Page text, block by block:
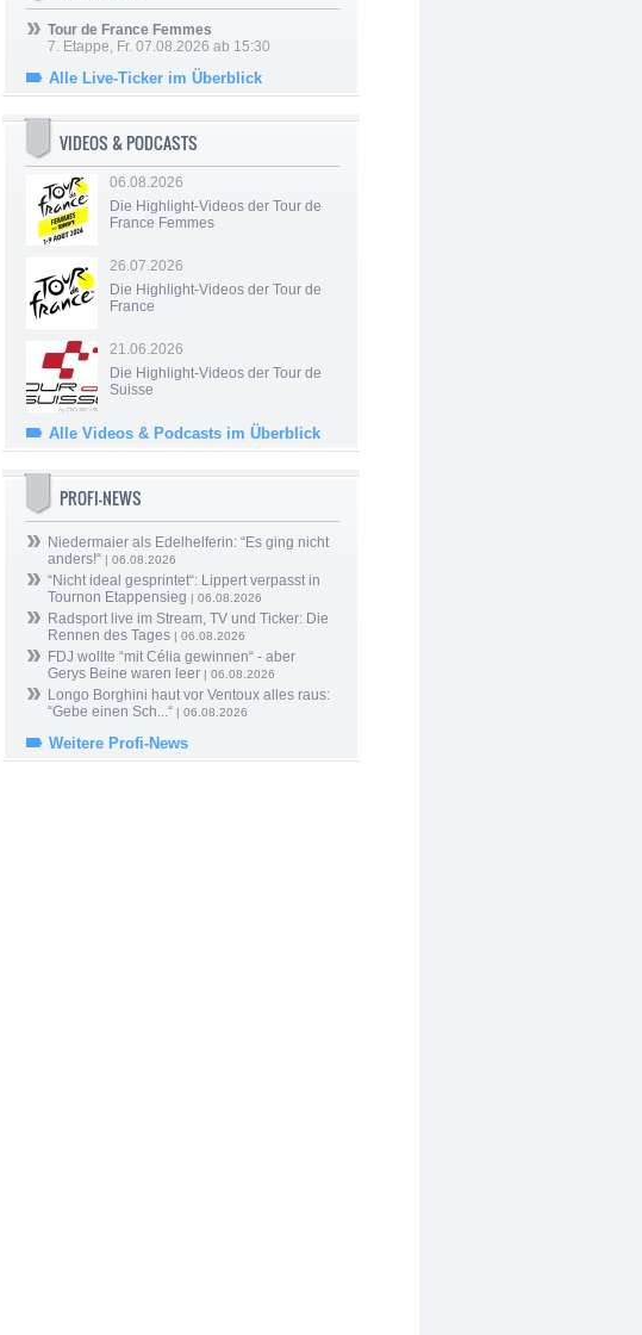
Tour de France Femmes
7. Etappe, Fr. 07.08.2026 ab 15:30
Alle Live-Ticker im Überblick
VIDEOS & PODCASTS
06.08.2026
Die Highlight-Videos der Tour de
France Femmes
26.07.2026
Die Highlight-Videos der Tour de
France
21.06.2026
Die Highlight-Videos der Tour de
Suisse
Alle Videos & Podcasts im Überblick
PROFI-NEWS
Niedermaier als Edelhelferin: “Es ging nicht
anders!“ | 06.08.2026
“Nicht ideal gesprintet“: Lippert verpasst in
Tournon Etappensieg | 06.08.2026
Radsport live im Stream, TV und Ticker: Die
Rennen des Tages | 06.08.2026
FDJ wollte “mit Célia gewinnen“ - aber
Gerys Beine waren leer | 06.08.2026
Longo Borghini haut vor Ventoux alles raus:
“Gebe einen Sch...“ | 06.08.2026
Weitere Profi-News